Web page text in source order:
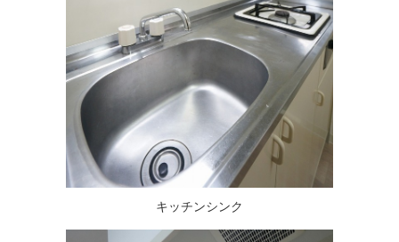
キッチンシンク